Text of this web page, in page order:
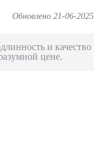
Обновлено 21-06-2025
представителем